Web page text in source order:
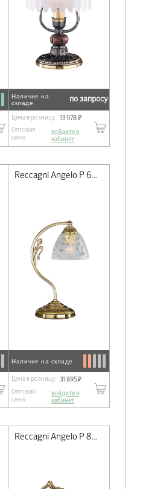
Наличие на
складе
по запросу
Цена в розницу:
13 978 ₽
Оптовая
цена:
войдите в
кабинет
Reccagni Angelo P 6352 P
Наличие на складе
Цена в розницу:
31 895 ₽
Оптовая
цена:
войдите в
кабинет
Reccagni Angelo P 8600 P